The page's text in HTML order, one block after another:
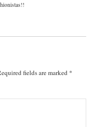
fields are marked *